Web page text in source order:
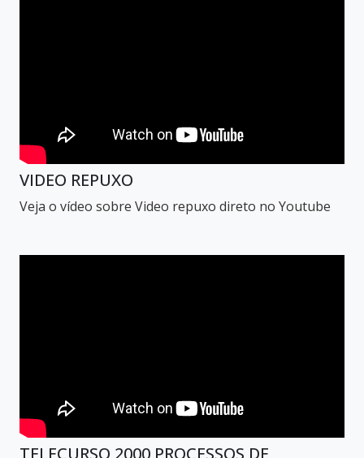
VIDEO REPUXO
Veja o vídeo sobre Video repuxo direto no Youtube
TELECURSO 2000 PROCESSOS DE